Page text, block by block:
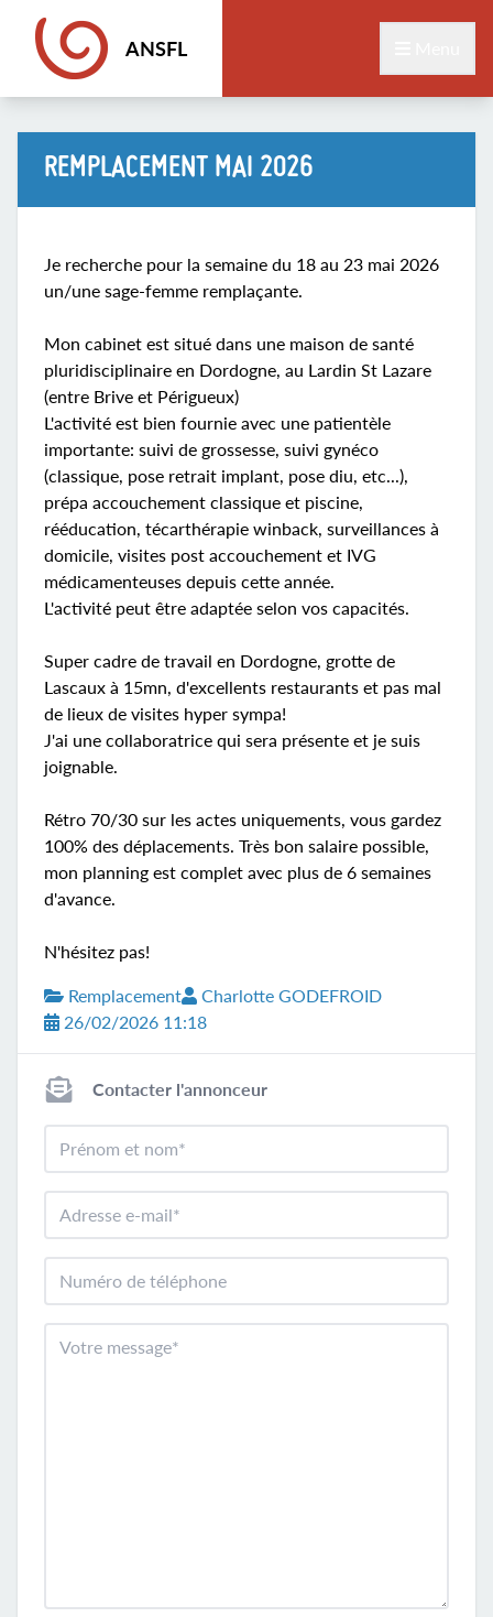
ANSFL
REMPLACEMENT MAI 2026
Je recherche pour la semaine du 18 au 23 mai 2026
un/une sage-femme remplaçante.
Mon cabinet est situé dans une maison de santé
pluridisciplinaire en Dordogne, au Lardin St Lazare
(entre Brive et Périgueux)
L'activité est bien fournie avec une patientèle
importante: suivi de grossesse, suivi gynéco
(classique, pose retrait implant, pose diu, etc...),
prépa accouchement classique et piscine,
rééducation, técarthérapie winback, surveillances à
domicile, visites post accouchement et IVG
médicamenteuses depuis cette année.
L'activité peut être adaptée selon vos capacités.
Super cadre de travail en Dordogne, grotte de
Lascaux à 15mn, d'excellents restaurants et pas mal
de lieux de visites hyper sympa!
J'ai une collaboratrice qui sera présente et je suis
joignable.
Rétro 70/30 sur les actes uniquements, vous gardez
100% des déplacements. Très bon salaire possible,
mon planning est complet avec plus de 6 semaines
d'avance.
N'hésitez pas!
Remplacement
Charlotte GODEFROID
26/02/2026 11:18
Contacter l'annonceur